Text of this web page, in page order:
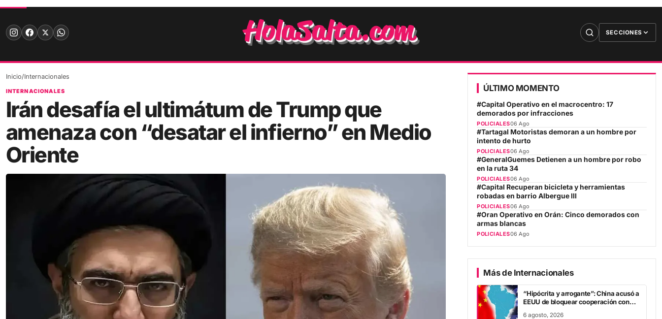
Skip
content
SECCIONES
Inicio /Internacionales
Irán desafía el ultimátum de Trump que
amenaza con “desatar el infierno” en Medio
Oriente
ÚLTIMO MOMENTO
#Capital Operativo en el macrocentro: 17
demorados por infracciones
#Tartagal Motoristas demoran a un hombre por
intento de hurto
#GeneralGuemes Detienen a un hombre por robo
en la ruta 34
#Capital Recuperan bicicleta y herramientas
robadas en barrio Albergue III
#Oran Operativo en Orán: Cinco demorados con
armas blancas
Más de Internacionales
“Hipócrita y arrogante”: China acusó a
EEUU de bloquear cooperación con
Argentina y suma mas tensión
diplomática para Javier Milei
6 agosto, 2026